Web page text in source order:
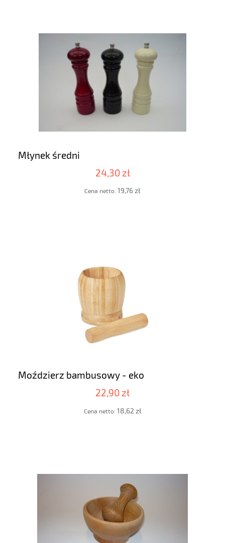
Młynek średni
24,30 zł
Cena netto: 19,76 zł
Moździerz bambusowy - eko
22,90 zł
Cena netto: 18,62 zł